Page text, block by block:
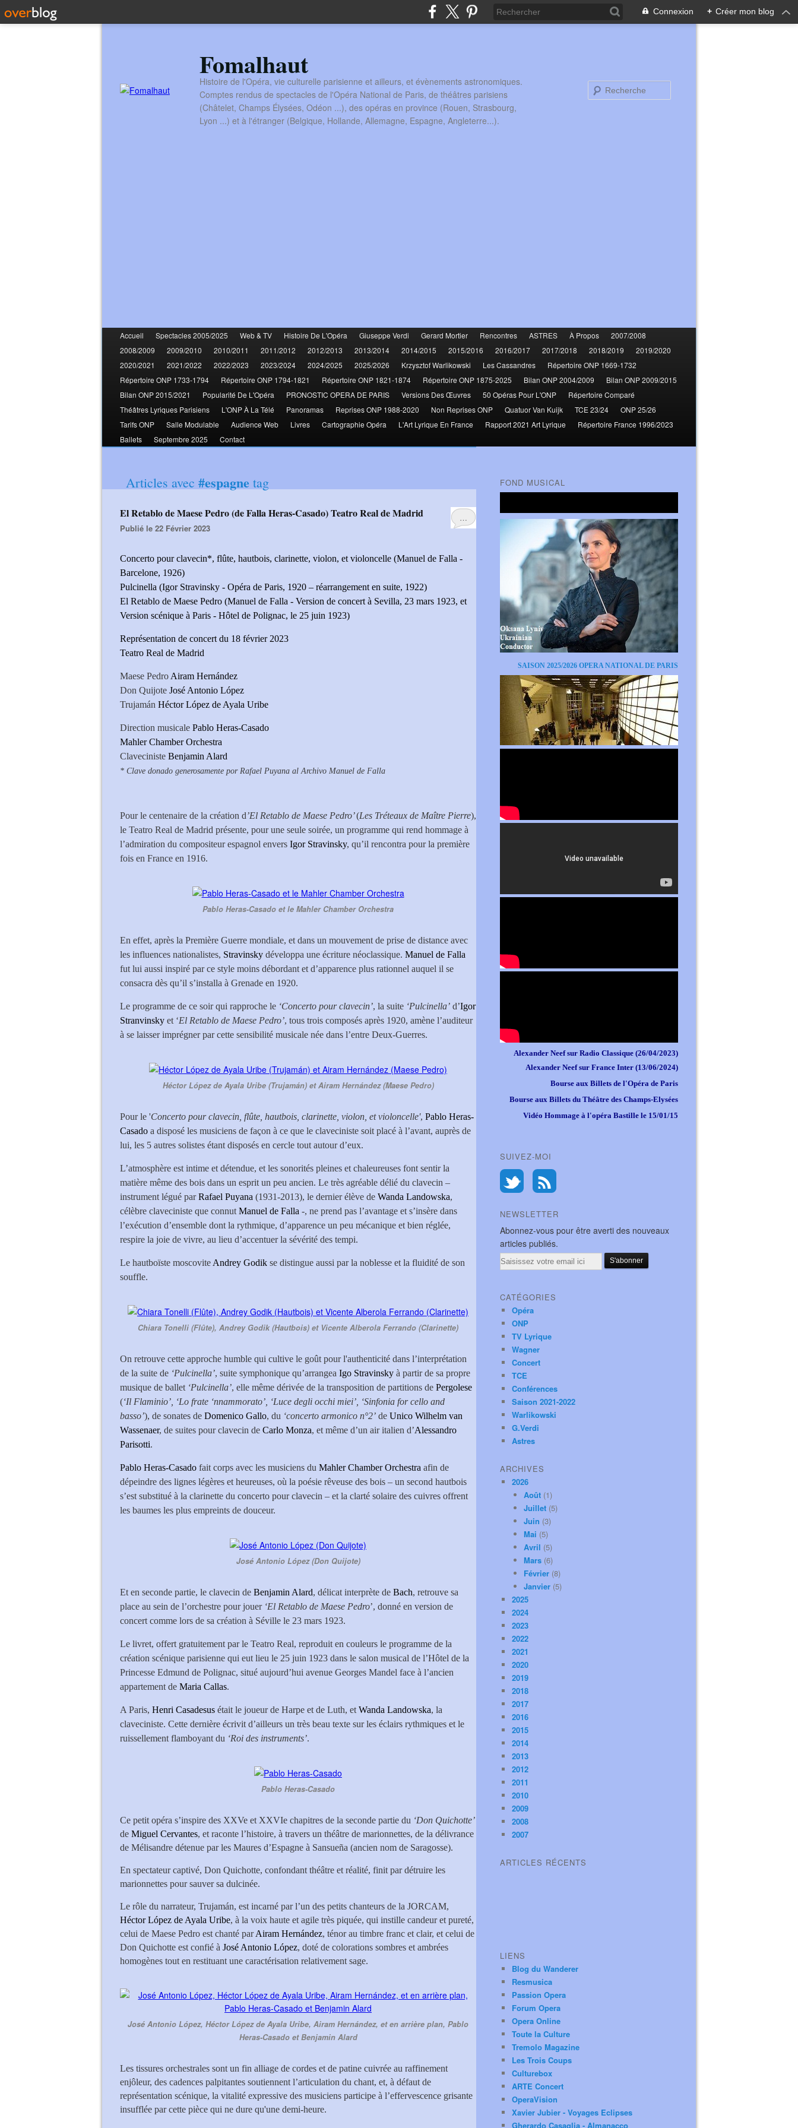
Connexion + Créer mon blog
Fomalhaut
Histoire de l'Opéra, vie culturelle parisienne et ailleurs, et évènements astronomiques.
Comptes rendus de spectacles de l'Opéra National de Paris, de théâtres parisiens
(Châtelet, Champs Élysées, Odéon ...), des opéras en province (Rouen, Strasbourg,
Lyon ...) et à l'étranger (Belgique, Hollande, Allemagne, Espagne, Angleterre...).
Accueil Spectacles 2005/2025 Web & TV Histoire De L'Opéra Giuseppe Verdi Gerard Mortier Rencontres ASTRES À Propos
2007/2008
2008/2009
2009/2010 2010/2011 2011/2012 2012/2013 2013/2014 2014/2015 2015/2016 2016/2017 2017/2018 2018/2019
2019/2020
2020/2021
2021/2022 2022/2023 2023/2024 2024/2025 2025/2026 Krzysztof Warlikowski Les Cassandres
Répertoire ONP 1669-1732
Répertoire ONP 1733-1794
Répertoire ONP 1794-1821 Répertoire ONP 1821-1874 Répertoire ONP 1875-2025 Bilan ONP 2004/2009
Bilan ONP 2009/2015
Bilan ONP 2015/2021
Popularité De L'Opéra PRONOSTIC OPERA DE PARIS Versions Des Œuvres 50 Opéras Pour L'ONP
Répertoire Comparé
Théâtres Lyriques Parisiens
L'ONP À La Télé Panoramas Reprises ONP 1988-2020 Non Reprises ONP Quatuor Van Kuijk TCE 23/24
ONP 25/26
Tarifs ONP
Salle Modulable Audience Web Livres Cartographie Opéra L'Art Lyrique En France Rapport 2021 Art Lyrique
Répertoire France 1996/2023
Ballets
Septembre 2025 Contact
Articles avec #espagne tag
…
El Retablo de Maese Pedro (de Falla Heras-Casado) Teatro Real de Madrid
Publié le 22 Février 2023
Concerto pour clavecin*, flûte, hautbois, clarinette, violon, et violoncelle (Manuel de Falla -
Barcelone, 1926)
Pulcinella (Igor Stravinsky - Opéra de Paris, 1920 – réarrangement en suite, 1922)
El Retablo de Maese Pedro (Manuel de Falla - Version de concert à Sevilla, 23 mars 1923, et
Version scénique à Paris - Hôtel de Polignac, le 25 juin 1923)
Représentation de concert du 18 février 2023
Teatro Real de Madrid
Maese Pedro Airam Hernández
Don Quijote José Antonio López
Trujamán Héctor López de Ayala Uribe
Direction musicale Pablo Heras-Casado
Mahler Chamber Orchestra
Claveciniste Benjamin Alard
* Clave donado generosamente por Rafael Puyana al Archivo Manuel de Falla
Pour le centenaire de la création d’El Retablo de Maese Pedro’(Les Tréteaux de Maître Pierre),
le Teatro Real de Madrid présente, pour une seule soirée, un programme qui rend hommage à
l’admiration du compositeur espagnol envers Igor Stravinsky, qu’il rencontra pour la première
fois en France en 1916.
Pablo Heras-Casado et le Mahler Chamber Orchestra
En effet, après la Première Guerre mondiale, et dans un mouvement de prise de distance avec
les influences nationalistes, Stravinsky développa une écriture néoclassique. Manuel de Falla
fut lui aussi inspiré par ce style moins débordant et d’apparence plus rationnel auquel il se
consacra dès qu’il s’installa à Grenade en 1920.
Le programme de ce soir qui rapproche le ‘Concerto pour clavecin’, la suite ‘Pulcinella’ d’Igor
Stranvinsky et ‘El Retablo de Maese Pedro’, tous trois composés après 1920, amène l’auditeur
à se laisser imprégner par cette sensibilité musicale née dans l’entre Deux-Guerres.
Héctor López de Ayala Uribe (Trujamán) et Airam Hernández (Maese Pedro)
Pour le 'Concerto pour clavecin, flûte, hautbois, clarinette, violon, et violoncelle', Pablo Heras-
Casado a disposé les musiciens de façon à ce que le claveciniste soit placé à l’avant, auprès de
lui, les 5 autres solistes étant disposés en cercle tout autour d’eux.
L’atmosphère est intime et détendue, et les sonorités pleines et chaleureuses font sentir la
matière même des bois dans un esprit un peu ancien. Le très agréable délié du clavecin –
instrument légué parRafael Puyana (1931-2013), le dernier élève de Wanda Landowska,
célèbre claveciniste que connut Manuel de Falla -, ne prend pas l’avantage et s’insère dans
l’exécution d’ensemble dont la rythmique, d’apparence un peu mécanique et bien réglée,
respire la joie de vivre, au lieu d’accentuer la sévérité des tempi.
Le hautboïste moscovite Andrey Godik se distingue aussi par la noblesse et la fluidité de son
souffle.
Chiara Tonelli (Flûte), Andrey Godik (Hautbois) et Vicente Alberola Ferrando (Clarinette)
On retrouve cette approche humble qui cultive le goût pour l'authenticité dans l’interprétation
de la suite de ‘Pulcinella’, suite symphonique qu’arrangea Igo Stravinsky à partir de sa propre
musique de ballet ‘Pulcinella’, elle même dérivée de la transposition de partitions de Pergolese
(‘Il Flaminio’, ‘Lo frate ‘nnammorato’, ‘Luce degli occhi miei’, ‘Sinfonia for cello and
basso’), de sonates de Domenico Gallo, du ‘concerto armonico n°2’ de Unico Wilhelm van
Wassenaer, de suites pour clavecin de Carlo Monza, et même d’un air italien d’Alessandro
Parisotti.
Pablo Heras-Casado fait corps avec les musiciens du Mahler Chamber Orchestra afin de
dépeindre des lignes légères et heureuses, où la poésie rêveuse des bois – un second hautbois
s’est substitué à la clarinette du concerto pour clavecin – et la clarté solaire des cuivres offrent
les baumes les plus empreints de douceur.
José Antonio López (Don Quijote)
Et en seconde partie, le clavecin de Benjamin Alard, délicat interprète de Bach, retrouve sa
place au sein de l’orchestre pour jouer ‘El Retablo de Maese Pedro’, donné en version de
concert comme lors de sa création à Séville le 23 mars 1923.
Le livret, offert gratuitement par le Teatro Real, reproduit en couleurs le programme de la
création scénique parisienne qui eut lieu le 25 juin 1923 dans le salon musical de l’Hôtel de la
Princesse Edmund de Polignac, situé aujourd’hui avenue Georges Mandel face à l’ancien
appartement de Maria Callas.
A Paris, Henri Casadesus était le joueur de Harpe et de Luth, et Wanda Landowska, la
claveciniste. Cette dernière écrivit d’ailleurs un très beau texte sur les éclairs rythmiques et le
ruissellement flamboyant du ‘Roi des instruments’.
Pablo Heras-Casado
Ce petit opéra s’inspire des XXVe et XXVIe chapitres de la seconde partie du ‘Don Quichotte’
de Miguel Cervantes, et raconte l’histoire, à travers un théâtre de marionnettes, de la délivrance
de Mélisandre détenue par les Maures d’Espagne à Sansueña (ancien nom de Saragosse).
En spectateur captivé, Don Quichotte, confondant théâtre et réalité, finit par détruire les
marionnettes pour sauver sa dulcinée.
Le rôle du narrateur, Trujamán, est incarné par l’un des petits chanteurs de la JORCAM,
Héctor López de Ayala Uribe, à la voix haute et agile très piquée, qui instille candeur et pureté,
celui de Maese Pedro est chanté parAiram Hernández, ténor au timbre franc et clair, et celui de
Don Quichotte est confié à José Antonio López, doté de colorations sombres et ambrées
homogènes tout en restituant une caractérisation relativement sage.
José Antonio López, Héctor López de Ayala Uribe, Airam Hernández, et en arrière plan, Pablo
Heras-Casado et Benjamin Alard
Les tissures orchestrales sont un fin alliage de cordes et de patine cuivrée au raffinement
enjôleur, des cadences palpitantes soutiennent l’articulation du chant, et, à défaut de
représentation scénique, la vitalité expressive des musiciens participe à l’effervescence grisante
insufflée par cette pièce qui ne dure qu'une demi-heure.
FOND MUSICAL
SAISON 2025/2026 OPERA NATIONAL DE PARIS
Alexander Neef sur Radio Classique (26/04/2023)
Alexander Neef sur France Inter (13/06/2024)
Bourse aux Billets de l'Opéra de Paris
Bourse aux Billets du Théâtre des Champs-Elysées
Vidéo Hommage à l'opéra Bastille le 15/01/15
SUIVEZ-MOI
NEWSLETTER
Abonnez-vous pour être averti des nouveaux
articles publiés.
Email
CATÉGORIES
Opéra
ONP
TV Lyrique
Wagner
Concert
TCE
Conférences
Saison 2021-2022
Warlikowski
G.Verdi
Astres
ARCHIVES
2026
Août (1)
Juillet (5)
Juin (3)
Mai (5)
Avril (5)
Mars (6)
Février (8)
Janvier (5)
2025
2024
2023
2022
2021
2020
2019
2018
2017
2016
2015
2014
2013
2012
2011
2010
2009
2008
2007
ARTICLES RÉCENTS
LIENS
Blog du Wanderer
Resmusica
Passion Opera
Forum Opera
Opera Online
Toute la Culture
Tremolo Magazine
Les Trois Coups
Culturebox
ARTE Concert
OperaVision
Xavier Jubier - Voyages Eclipses
Gherardo Casaglia - Almanacco